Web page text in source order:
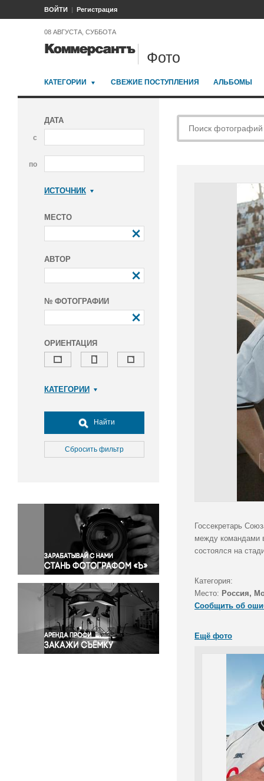
ВОЙТИ Регистрация
08 АВГУСТА, СУББОТА
Фото
КАТЕГОРИИ СВЕЖИЕ ПОСТУПЛЕНИЯ АЛЬБОМЫ
ДАТА
с
по
ИСТОЧНИК
МЕСТО
АВТОР
№ ФОТОГРАФИИ
ОРИЕНТАЦИЯ
КАТЕГОРИИ
Досуг, туризм и отдых
Культура
Медицина
Окружающая среда
Политика
Правосудие
Происшествия и конфликты
Религия
Светская жизнь
Спорт
Экология
Экономика и бизнес
Найти
Сбросить фильтр
Госсекретарь
между командами
состоялся на
Категория:
Место: Россия,
Сообщить об
Ещё фото